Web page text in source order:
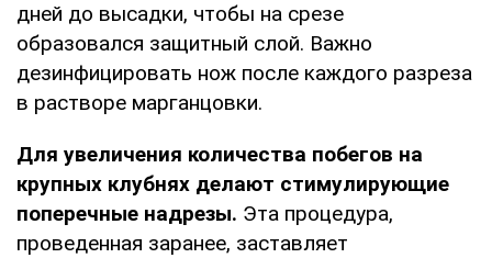
дней до высадки, чтобы на срезе
образовался защитный слой. Важно
дезинфицировать нож после каждого разреза
в растворе марганцовки.
Для увеличения количества побегов на
крупных клубнях делают стимулирующие
поперечные надрезы. Эта процедура,
проведенная заранее, заставляет